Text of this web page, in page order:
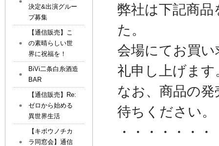
弊社は下記商
た。
会場にてお買
礼申し上げます
なお、商品の
待ちください。
・・・・・・
決定&出演グルー
プ募集
【通信販売】こ
の素晴らしい世
界に祝福を！
BiVi二条白糸酒造
BAR
【通信販売】Re:
ゼロから始める
異世界生活
【キボウノチカ
ラ同窓会】通信